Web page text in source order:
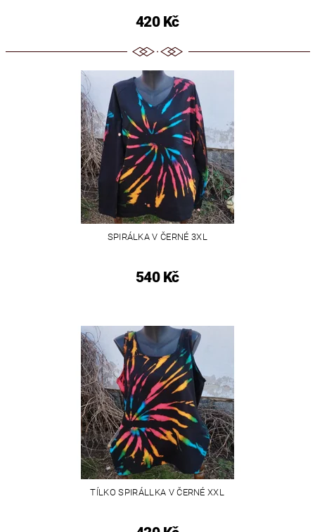
420 Kč
SPIRÁLKA V ČERNÉ 3XL
540 Kč
TÍLKO SPIRÁLLKA V ČERNÉ XXL